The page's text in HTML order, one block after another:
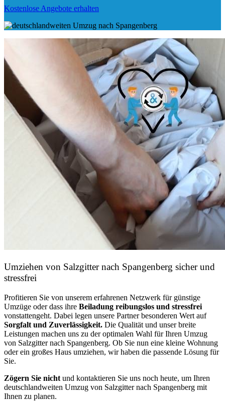
Kostenlose Angebote erhalten
Umziehen von Salzgitter nach Spangenberg sicher und
stressfrei
Profitieren Sie von unserem erfahrenen Netzwerk für günstige
Umzüge oder dass ihre Beiladung reibungslos und stressfrei
vonstattengeht. Dabei legen unsere Partner besonderen Wert auf
Sorgfalt und Zuverlässigkeit. Die Qualität und unser breite
Leistungen machen uns zu der optimalen Wahl für Ihren Umzug
von Salzgitter nach Spangenberg. Ob Sie nun eine kleine Wohnung
oder ein großes Haus umziehen, wir haben die passende Lösung für
Sie.
Zögern Sie nicht und kontaktieren Sie uns noch heute, um Ihren
deutschlandweiten Umzug von Salzgitter nach Spangenberg mit
Ihnen zu planen.